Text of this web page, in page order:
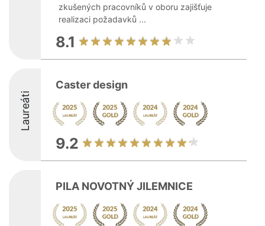
zkušených pracovníků v oboru zajišťuje
realizaci požadavků ...
8.1
Laureáti
Caster design
9.2
PILA NOVOTNÝ JILEMNICE